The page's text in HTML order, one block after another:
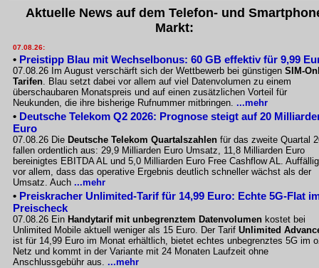
Aktuelle News auf dem Telefon- und
Markt:
07.08.26:
• Preistipp Blau mit Wechselbonus: 60 GB effektiv für 9,99
07.08.26 Im August verschärft sich der Wettbewerb bei günstigen SIM-
Tarifen. Blau setzt dabei vor allem auf viel Datenvolumen zu einem
überschaubaren Monatspreis und auf einen zusätzlichen Vorteil für
Neukunden, die ihre bisherige Rufnummer mitbringen. ...mehr
• Deutsche Telekom Q2 2026: Prognose steigt auf 20
Euro
07.08.26 Die Deutsche Telekom Quartalszahlen für das zweite Quartal
fallen ordentlich aus: 29,9 Milliarden Euro Umsatz, 11,8 Milliarden Euro
bereinigtes EBITDA AL und 5,0 Milliarden Euro Free Cashflow AL.
vor allem, dass das operative Ergebnis deutlich schneller wächst als der
Umsatz. Auch ...mehr
• Preiskracher Unlimited-Tarif für 14,99 Euro: Echte 5G-Flat
Preischeck
07.08.26 Ein Handytarif mit unbegrenztem Datenvolumen kostet bei
Unlimited Mobile aktuell weniger als 15 Euro. Der Tarif Unlimited
ist für 14,99 Euro im Monat erhältlich, bietet echtes unbegrenztes 5G im
Netz und kommt in der Variante mit 24 Monaten Laufzeit ohne
Anschlussgebühr aus. ...mehr